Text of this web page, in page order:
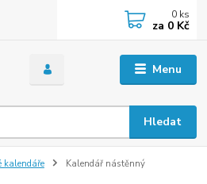
Menu
Hledat
0 ks
za 0 Kč
kalendáře
Kalendář nástěnný